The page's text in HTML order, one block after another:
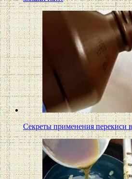
Секреты применения перекиси